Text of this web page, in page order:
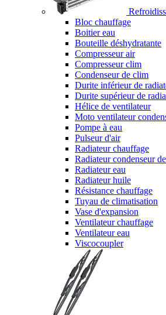
Bloc chauffage
Boitier eau
Bouteille déshydratante
Compresseur air
Compresseur clim
Condenseur de clim
Durite inférieur de
Durite supérieur de
Hélice de ventilateur
Moto ventilateur
Pompe à eau
Pulseur d'air
Radiateur chauffage
Radiateur condenseur
Radiateur eau
Radiateur huile
Résistance chauffage
Tuyau de climatisation
Vase d'expansion
Ventilateur chauffage
Ventilateur eau
Viscocoupler